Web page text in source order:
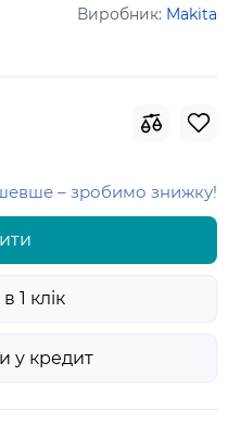
Виробник: Makita
– зробимо знижку!
у кредит
1 клiк